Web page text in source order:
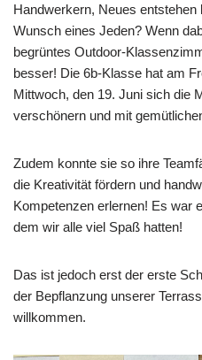
Handwerkern, Neues
Wunsch eines Jeden? Wenn
begrüntes Outdoor-
besser! Die 6b-Klasse hat am
Mittwoch, den 19. Juni sich die
verschönern und mit
Zudem konnte sie so ihre
die Kreativität fördern und
Kompetenzen erlernen! Es war
dem wir alle viel Spaß hatten!
Das ist jedoch erst der erste
der Bepflanzung unserer
willkommen.